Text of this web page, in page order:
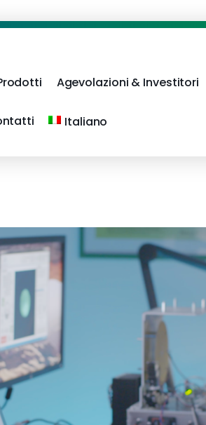
Agevolazioni & Investitori
Italiano